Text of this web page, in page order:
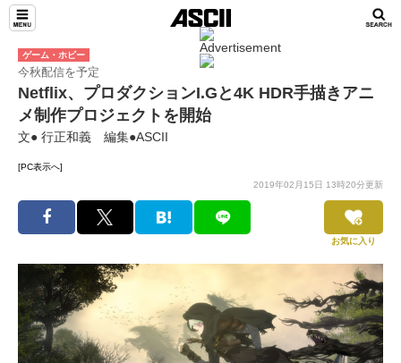
ゲーム・ホビー
今秋配信を予定
Netflix、プロダクションI.Gと4K HDR手描きアニ
メ制作プロジェクトを開始
文● 行正和義 編集●ASCII
[PC表示へ]
2019年02月15日 13時20分更新
お気に入り